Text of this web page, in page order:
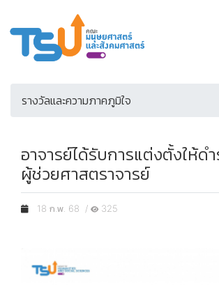
รางวัลและความภาคภูมิใจ
อาจารย์ได้รับการแต่งตั้งให้ด
ผู้ช่วยศาสตราจารย์
18 ก.พ. 68 / 325